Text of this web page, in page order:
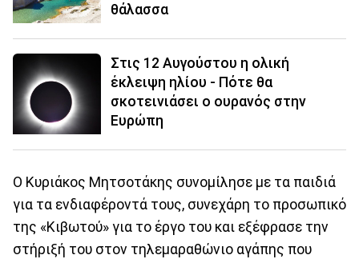
θάλασσα
Στις 12 Αυγούστου η ολική
έκλειψη ηλίου - Πότε θα
σκοτεινιάσει ο ουρανός στην
Ευρώπη
Ο Κυριάκος Μητσοτάκης συνομίλησε με τα παιδιά
για τα ενδιαφέροντά τους, συνεχάρη το προσωπικό
της «Κιβωτού» για το έργο του και εξέφρασε την
στήριξή του στον τηλεμαραθώνιο αγάπης που